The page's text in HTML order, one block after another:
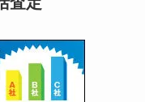
(118)
(27)